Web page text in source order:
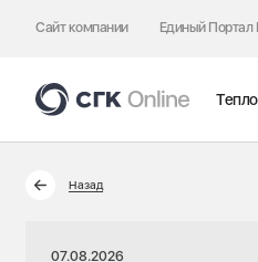
Сайт компании Единый Портал
Назад
07.08.2026